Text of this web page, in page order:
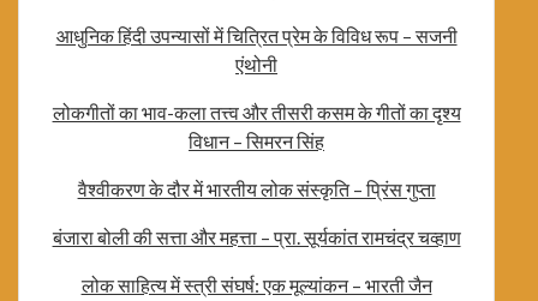
आधुनिक हिंदी उपन्यासों में चित्रित प्रेम के विविध रूप – सजनी
एंथोनी
लोकगीतों का भाव-कला तत्त्व और तीसरी कसम के गीतों का दृश्य
विधान – सिमरन सिंह
वैश्वीकरण के दौर में भारतीय लोक संस्कृति – प्रिंस गुप्ता
बंजारा बोली की सत्ता और महत्ता – प्रा. सूर्यकांत रामचंद्र चव्हाण
लोक साहित्य में स्त्री संघर्ष: एक मूल्यांकन – भारती जैन